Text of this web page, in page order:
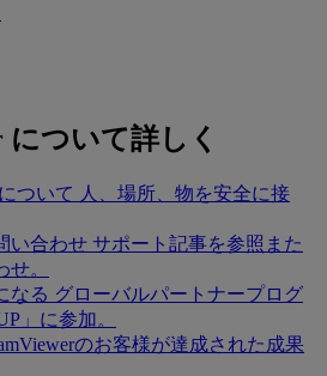
について詳しく
ついて 人、場所、物を安全に接
い合わせ サポート記事を参照また
。
なる グローバルパートナープログ
」に参加。
のお客様が達成された成果